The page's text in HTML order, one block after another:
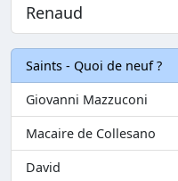
Renaud
Saints - Quoi de neuf ?
Giovanni Mazzuconi
Macaire de Collesano
David